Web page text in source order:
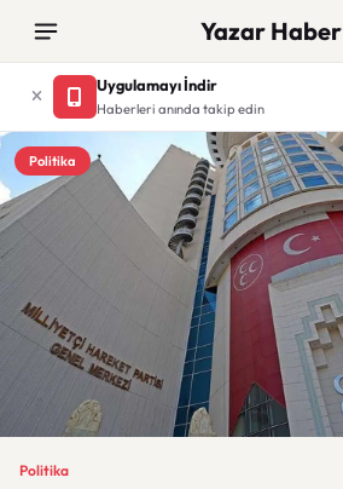
Yazar Haber
Uygulamayı İndir
Haberleri anında takip edin
Politika
Politika